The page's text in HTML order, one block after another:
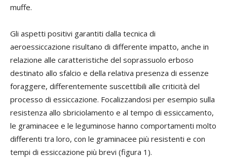
muffe.
Gli aspetti positivi garantiti dalla tecnica di
aeroessiccazione risultano di differente impatto, anche in
relazione alle caratteristiche del soprassuolo erboso
destinato allo sfalcio e della relativa presenza di essenze
foraggere, differentemente suscettibili alle criticità del
processo di essiccazione. Focalizzandosi per esempio sulla
resistenza allo sbriciolamento e al tempo di essiccamento,
le graminacee e le leguminose hanno comportamenti molto
differenti tra loro, con le graminacee più resistenti e con
tempi di essiccazione più brevi (figura 1).